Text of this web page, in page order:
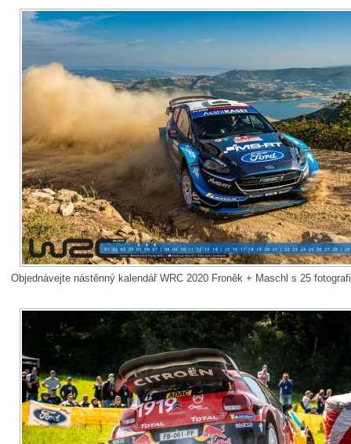
Objednávejte nástěnný kalendář WRC 2020 Froněk + Maschl s 25